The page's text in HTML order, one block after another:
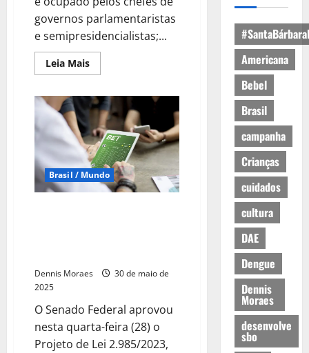
governos parlamentaristas
e semipresidencialistas;...
Leia Mais
Brasil / Mundo
Dennis Moraes
30 de maio de
2025
O Senado Federal aprovou
nesta quarta-feira (28) o
Projeto de Lei 2.985/2023,
Americana
Bebel
Brasil
campanha
Crianças
cuidados
cultura
DAE
Dengue
Dennis
Moraes
desenvolve
sbo